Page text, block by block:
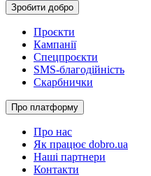
Зробити добро
Проєкти
Кампанії
Спецпроєкти
SMS-благодійність
Скарбнички
Про платформу
Про нас
Як працює dobro.ua
Наші партнери
Контакти